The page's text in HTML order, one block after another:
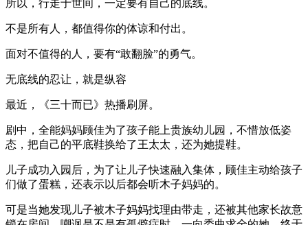
所以，行走于世间，一定要有自己的底线。
不是所有人，都值得你的体谅和付出。
面对不值得的人，要有“敢翻脸”的勇气。
无底线的忍让，就是纵容
最近，《三十而已》热播刷屏。
剧中，全能妈妈顾佳为了孩子能上贵族幼儿园，不惜放低姿
态，把自己的平底鞋换给了王太太，还为她提鞋。
儿子成功入园后，为了让儿子快速融入集体，顾佳主动给孩子
们做了蛋糕，还表示以后都会听木子妈妈的。
可是当她发现儿子被木子妈妈找理由带走，还被其他家长故意